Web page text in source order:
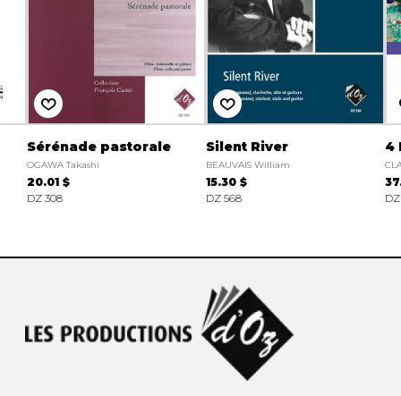
Sérénade pastorale
OGAWA Takashi
20.01 $
DZ 308
Silent River
BEAUVAIS William
15.30 $
DZ 568
4